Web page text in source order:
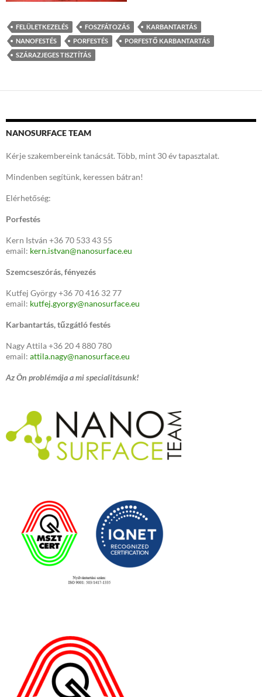
FELÜLETKEZELÉS FOSZFÁTOZÁS
KARBANTARTÁS
NANOFESTÉS
PORFESTÉS
PORFESTŐ KARBANTARTÁS
SZÁRAZJEGES TISZTÍTÁS
NANOSURFACE TEAM
Kérje szakembereink tanácsát. Több, mint 30 év tapasztalat.
Mindenben segítünk, keressen bátran!
Elérhetőség:
Porfestés
Kern István +36 70 533 43 55
email: kern.istvan@nanosurface.eu
Szemcseszórás, fényezés
Kutfej György +36 70 416 32 77
email: kutfej.gyorgy@nanosurface.eu
Karbantartás, tűzgátló festés
Nagy Attila +36 20 4 880 780
email: attila.nagy@nanosurface.eu
Az Ön problémája a mi specialitásunk!